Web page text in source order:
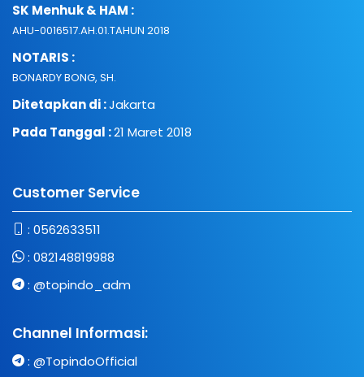
SK Menhuk & HAM :
AHU-0016517.AH.01.TAHUN 2018
NOTARIS :
BONARDY BONG, SH.
Ditetapkan di :Jakarta
Pada Tanggal :21 Maret 2018
Customer Service
: 0562633511
: 082148819988
: @topindo_adm
Channel Informasi:
: @TopindoOfficial